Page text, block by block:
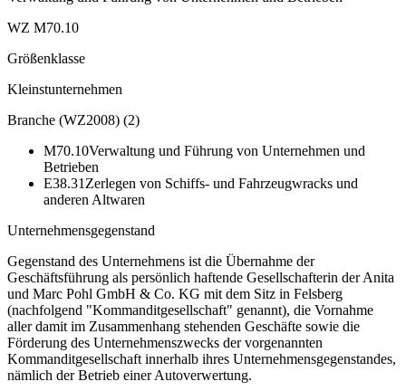
WZ M70.10
Größenklasse
Kleinstunternehmen
Branche (WZ2008) (2)
M70.10Verwaltung und Führung von Unternehmen und
Betrieben
E38.31 Zerlegen von Schiffs- und Fahrzeugwracks und
anderen Altwaren
Unternehmensgegenstand
Gegenstand des Unternehmens ist die Übernahme der
Geschäftsführung als persönlich haftende Gesellschafterin der Anita
und Marc Pohl GmbH & Co. KG mit dem Sitz in Felsberg
(nachfolgend "Kommanditgesellschaft" genannt), die Vornahme
aller damit im Zusammenhang stehenden Geschäfte sowie die
Förderung des Unternehmenszwecks der vorgenannten
Kommanditgesellschaft innerhalb ihres Unternehmensgegenstandes,
nämlich der Betrieb einer Autoverwertung.